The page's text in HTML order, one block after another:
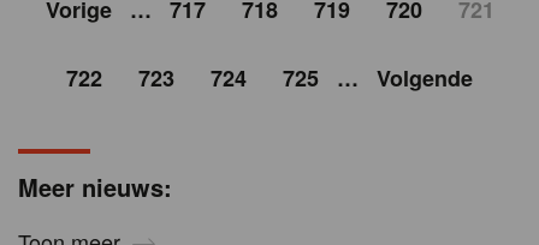
Meer nieuws:
Vorige … 717 718 719 720 721
722 723 724 725 … Volgende